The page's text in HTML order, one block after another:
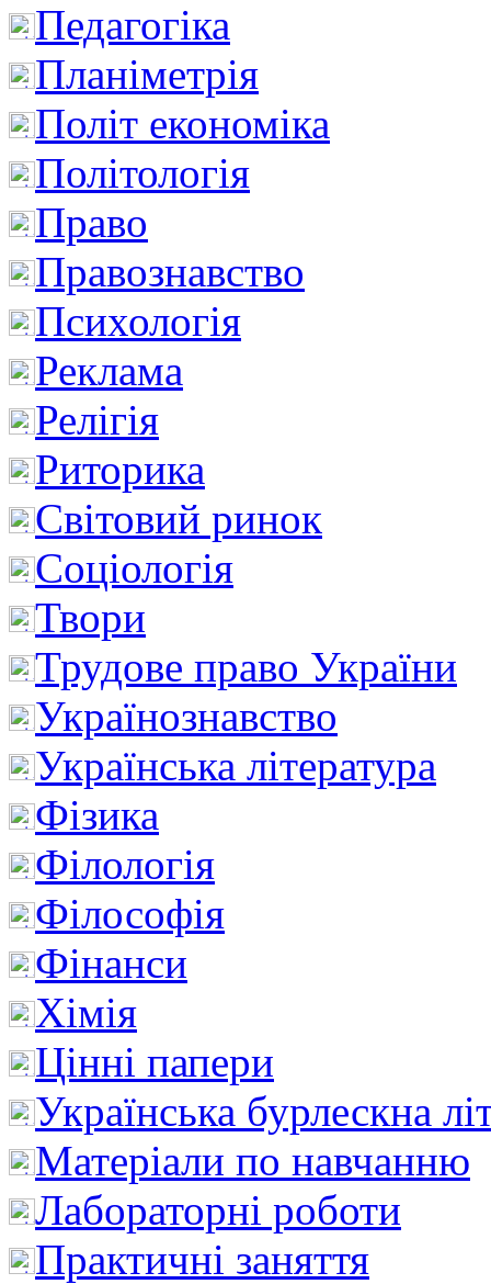
Педагогіка
Планіметрія
Політ економіка
Політологія
Право
Правознавство
Психологія
Реклама
Релігія
Риторика
Світовий ринок
Соціологія
Твори
Трудове право України
Українознавство
Українська література
Фізика
Філологія
Філософія
Фінанси
Хімія
Цінні папери
Українська бурлескна
Матеріали по навчанню
Лабораторні роботи
Практичні заняття